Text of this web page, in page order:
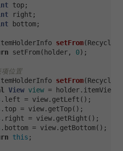
top;
right;
bottom;
setFrom
setFrom(holder, 0);
位置
setFrom
View view = holder.itemView;
.left = view.getLeft();
.top = view.getTop();
.right = view.getRight();
.bottom = view.getBottom();
this ;